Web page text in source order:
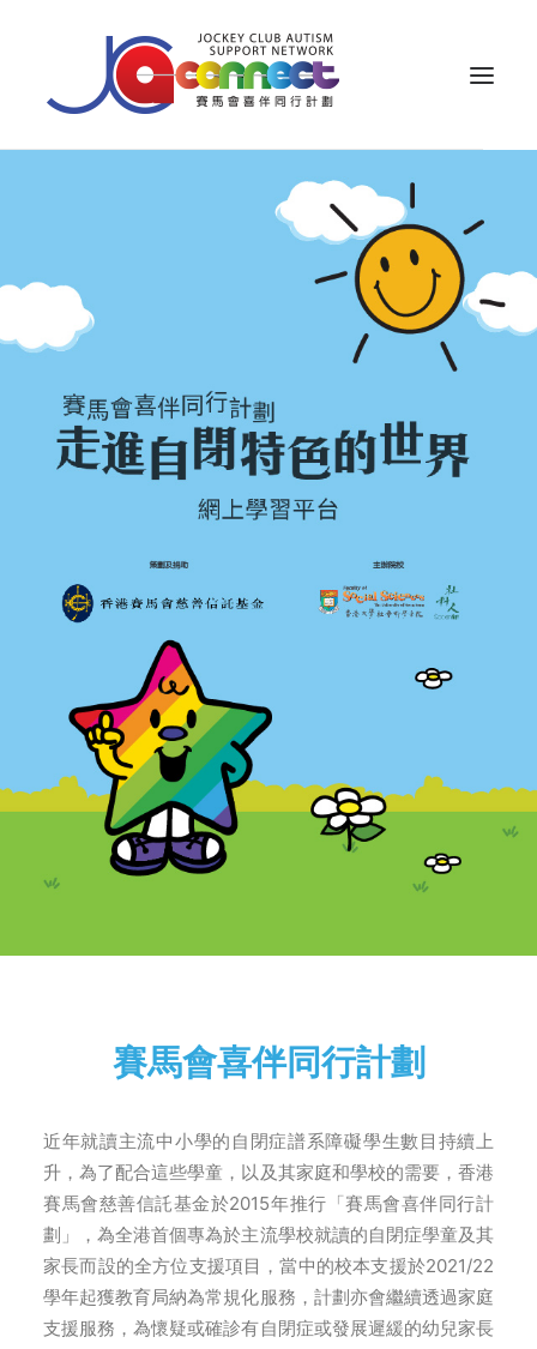
公眾教育
專業知識
家長專區
成果效益
简体
賽馬會喜伴同行計劃
近年就讀主流中小學的自閉症譜系障礙學生數目持續上
升，為了配合這些學童，以及其家庭和學校的需要，香港
賽馬會慈善信託基金於2015年推行「賽馬會喜伴同行計
劃」，為全港首個專為於主流學校就讀的自閉症學童及其
家長而設的全方位支援項目，當中的校本支援於2021/22
學年起獲教育局納為常規化服務，計劃亦會繼續透過家庭
支援服務，為懷疑或確診有自閉症或發展遲緩的幼兒家長